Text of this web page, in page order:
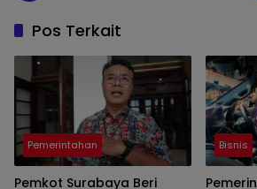
Pos Terkait
Pemerintahan
Pemkot Surabaya Beri
Bisnis